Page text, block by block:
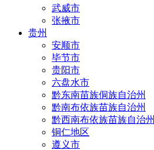
武威市
张掖市
贵州
安顺市
毕节市
贵阳市
六盘水市
黔东南苗族侗族自治州
黔南布依族苗族自治州
黔西南布依族苗族自治州
铜仁地区
遵义市